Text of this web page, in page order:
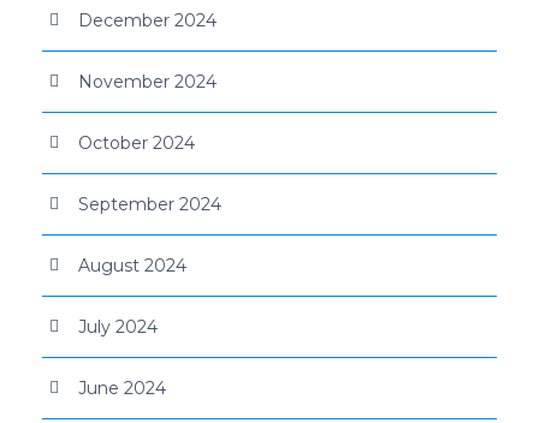
December 2024
November 2024
October 2024
September 2024
August 2024
July 2024
June 2024